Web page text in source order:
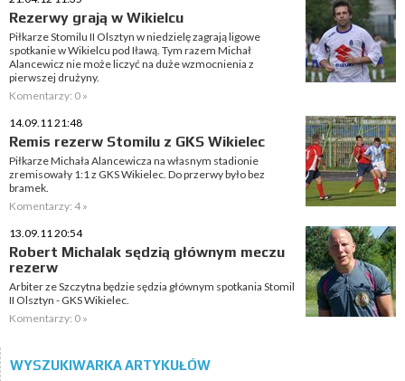
Rezerwy grają w Wikielcu
Piłkarze Stomilu II Olsztyn w niedzielę zagrają ligowe
spotkanie w Wikielcu pod Iławą. Tym razem Michał
Alancewicz nie może liczyć na duże wzmocnienia z
pierwszej drużyny.
Komentarzy: 0 »
14.09.11 21:48
Remis rezerw Stomilu z GKS Wikielec
Piłkarze Michała Alancewicza na własnym stadionie
zremisowały 1:1 z GKS Wikielec. Do przerwy było bez
bramek.
Komentarzy: 4 »
13.09.11 20:54
Robert Michalak sędzią głównym meczu
rezerw
Arbiter ze Szczytna będzie sędzia głównym spotkania Stomil
II Olsztyn - GKS Wikielec.
Komentarzy: 0 »
WYSZUKIWARKA ARTYKUŁÓW